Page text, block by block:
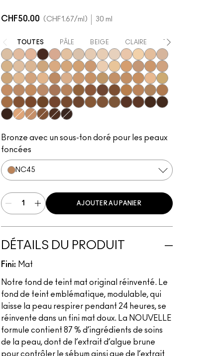
CHF50.00 CHF1.67/ml 30 ml
TOUTES PÂLE BEIGE CLAIRE TRÈS FONCÉE
NC5N18N11NW63
N12N10NC10NW5NW10NC12N4 NC13NW13N4.5
NC15N4.75NC16NC17NC18NW15NC20NW18C4C40NC25NW20
NW22NC27
NC30
N5 N6 C3.5NW25
N6.5NC35NC37NC38NC40NC41NC42C4.5C45
NC43.5
NC44NC44.5
NW30NW33NW35NW40NW43NW44NW45
C8NC45NC45.5
NC46
NC47NC50NW46NW47NW48
NW50NW53
Bronze avec un sous-ton doré pour les peaux
foncées
NC45
AJOUTER AU PANIER
DÉTAILS DU PRODUIT
Fini: Mat
Notre fond de teint mat original réinventé. Le
fond de teint emblématique, modulable, qui
laisse la peau respirer pendant 24 heures, se
réinvente dans un fini mat doux. La NOUVELLE
formule contient 87 % d’ingrédients de soins
de la peau, dont de l’extrait d’algue brune
pour contrôler le sébum ainsi que de l’extrait